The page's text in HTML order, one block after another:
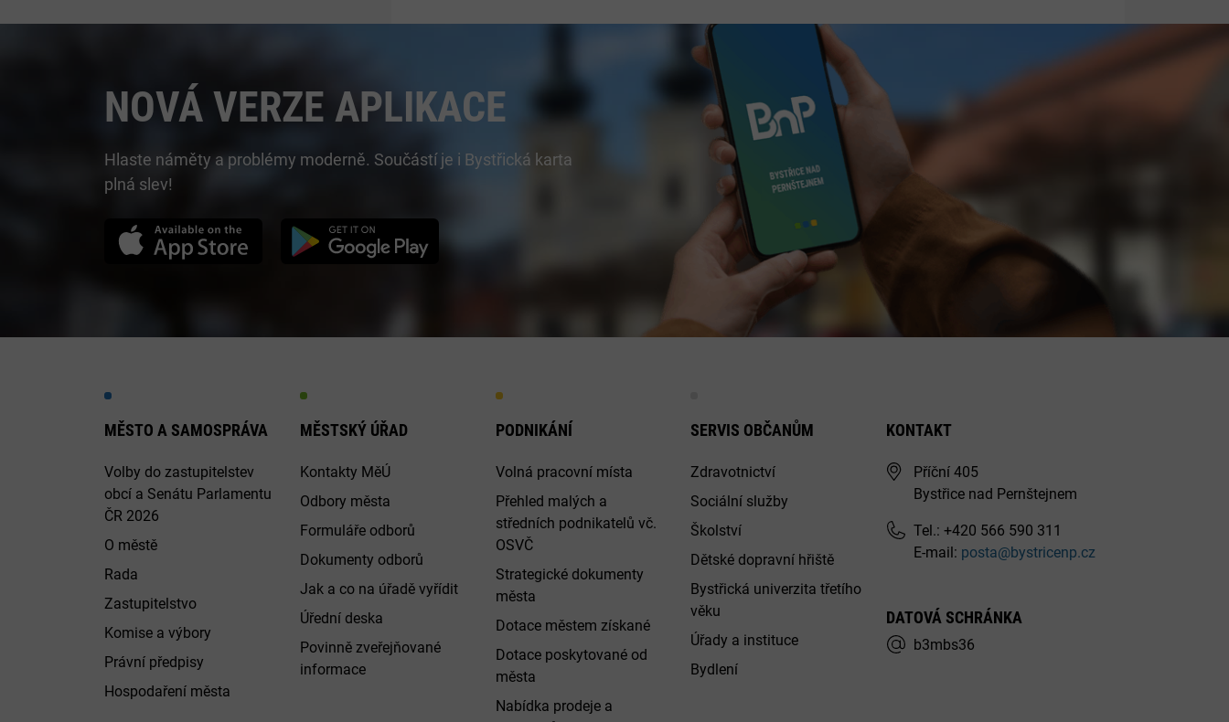
NOVÁ VERZE APLIKACE
Hlaste náměty a problémy moderně. Součástí je i Bystřická karta
plná slev!
MĚSTO A SAMOSPRÁVA
Volby do zastupitelstev
obcí a Senátu Parlamentu
ČR 2026
O městě
Rada
Zastupitelstvo
Komise a výbory
Právní předpisy
Hospodaření města
MĚSTSKÝ ÚŘAD
Kontakty MěÚ
Odbory města
Formuláře odborů
Dokumenty odborů
Jak a co na úřadě vyřídit
Úřední deska
Povinně zveřejňované
informace
PODNIKÁNÍ
Volná pracovní místa
Přehled malých a
středních podnikatelů vč.
OSVČ
Strategické dokumenty
města
Dotace městem získané
Dotace poskytované od
města
Nabídka prodeje a
SERVIS OBČANŮM
Zdravotnictví
Sociální služby
Školství
Dětské dopravní hřiště
Bystřická univerzita třetího
věku
Úřady a instituce
Bydlení
KONTAKT
Příční 405
Bystřice nad Pernštejnem
Tel.: +420 566 590 311
E-mail: posta@bystricenp.cz
DATOVÁ SCHRÁNKA
b3mbs36